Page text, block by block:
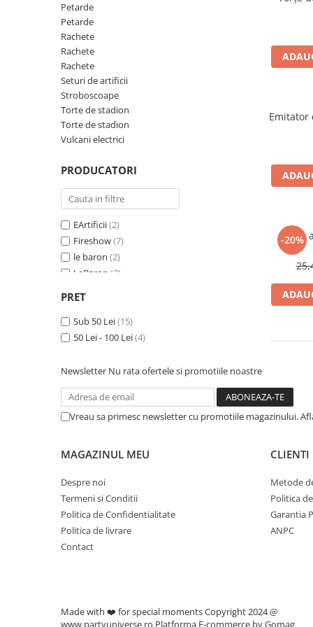
Seturi complete Petreceri
Toppere Tort
Seturi de artificii
Stroboscoape
Torte de stadion
Vulcani electrici
Kendama Special
Kendama Super Sticky
Kendama Super Sticky Big Cup V2
Kendama Zen V3 Cupe Mari
Petreceri Animale
Petreceri Sportive
Petarde
Petarde
Rachete
Rachete
Rachete
Seturi de artificii
Stroboscoape
Torte de stadion
Torte de stadion
Vulcani electrici
PRODUCATORI
EArtificii(2)
Fireshow(7)
le baron (2)
LeBaron (3)
Triplex
PRET
Sub 50 Lei(15)
50 Lei - 100 Lei(4)
Emitator
-20%
Torta
Newsletter Nu rata ofertele si promotiile noastre
Vreau sa primesc newsletter cu promotiile magazinului.
MAGAZINUL MEU
Despre noi
Termeni si Conditii
Politica de Confidentialitate
Politica de livrare
Contact
CLIENTI
Metode
Politica
Garantia
ANPC
Made with ❤️ for special moments Copyright 2024 @
www.partyuniverse.ro Platforma E-commerce by Gomag